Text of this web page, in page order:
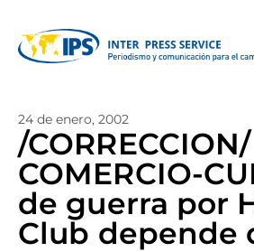
24 de enero, 2002
/CORRECCION/
COMERCIO-
de guerra por
Club depende